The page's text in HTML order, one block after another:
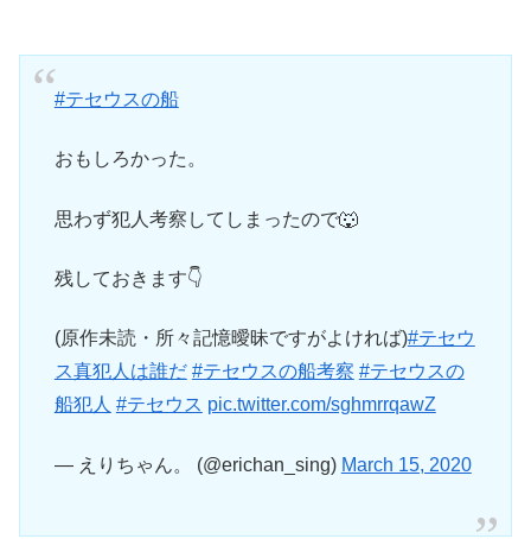
#テセウスの船
おもしろかった。
思わず犯人考察してしまったので🐺
残しておきます👇
(原作未読・所々記憶曖昧ですがよければ)#テセウ
ス真犯人は誰だ #テセウスの船考察 #テセウスの
船犯人 #テセウス pic.twitter.com/sghmrrqawZ
— えりちゃん。 (@erichan_sing) March 15, 2020